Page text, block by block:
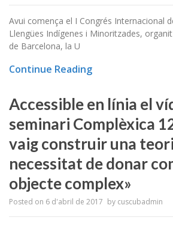
Avui comença el I Congrés Internacional
Llengües Indígenes i Minoritzades,
de Barcelona, la U
Continue Reading
Accessible en línia el
seminari Complèxica
vaig construir una
necessitat de donar
objecte complex»
Posted on 6 d'abril de 2017 by cuscubadmin